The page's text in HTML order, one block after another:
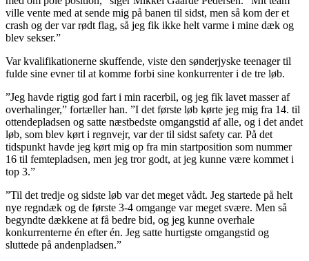
ville vente med at sende mig på banen til sidst, men så kom der et
crash og der var rødt flag, så jeg fik ikke helt varme i mine dæk og
blev sekser.”
Var kvalifikationerne skuffende, viste den sønderjyske teenager til
fulde sine evner til at komme forbi sine konkurrenter i de tre løb.
”Jeg havde rigtig god fart i min racerbil, og jeg fik lavet masser af
overhalinger,” fortæller han. ”I det første løb kørte jeg mig fra 14. til
ottendepladsen og satte næstbedste omgangstid af alle, og i det andet
løb, som blev kørt i regnvejr, var der til sidst safety car. På det
tidspunkt havde jeg kørt mig op fra min startposition som nummer
16 til femtepladsen, men jeg tror godt, at jeg kunne være kommet i
top 3.”
”Til det tredje og sidste løb var det meget vådt. Jeg startede på helt
nye regndæk og de første 3-4 omgange var meget svære. Men så
begyndte dækkene at få bedre bid, og jeg kunne overhale
konkurrenterne én efter én. Jeg satte hurtigste omgangstid og
sluttede på andenpladsen.”